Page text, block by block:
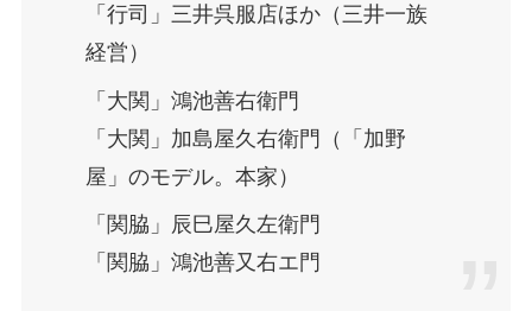
「行司」三井呉服店ほか（三井一族
経営）
「大関」鴻池善右衛門
「大関」加島屋久右衛門（「加野
屋」のモデル。本家）
「関脇」辰巳屋久左衛門
「関脇」鴻池善又右エ門